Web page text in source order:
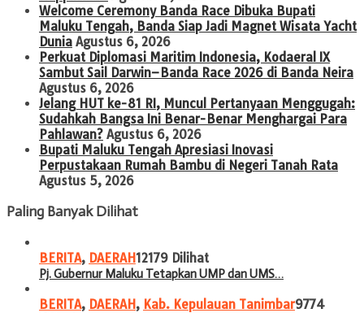
Welcome Ceremony Banda Race Dibuka Bupati
Maluku Tengah, Banda Siap Jadi Magnet Wisata Yacht
Dunia Agustus 6, 2026
Perkuat Diplomasi Maritim Indonesia, Kodaeral IX
Sambut Sail Darwin–Banda Race 2026 di Banda Neira
Agustus 6, 2026
Jelang HUT ke-81 RI, Muncul Pertanyaan Menggugah:
Sudahkah Bangsa Ini Benar-Benar Menghargai Para
Pahlawan? Agustus 6, 2026
Bupati Maluku Tengah Apresiasi Inovasi
Perpustakaan Rumah Bambu di Negeri Tanah Rata
Agustus 5, 2026
Paling Banyak Dilihat
BERITA, DAERAH12179 Dilihat
Pj. Gubernur Maluku Tetapkan UMP dan UMS…
BERITA, DAERAH, Kab. Kepulauan Tanimbar9774